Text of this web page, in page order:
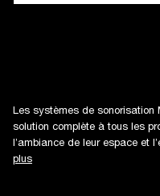
Les systèmes de sonorisation
solution complète à tous les
l’ambiance de leur espace et
plus